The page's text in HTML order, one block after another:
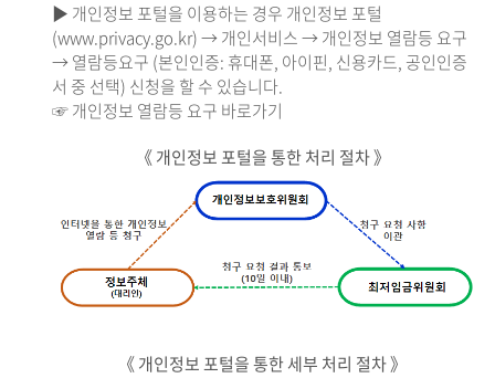
▶ 개인정보 포털을 이용하는 경우 개인정보 포털
(www.privacy.go.kr) → 개인서비스 → 개인정보 열람등 요구
→ 열람등요구 (본인인증: 휴대폰, 아이핀, 신용카드, 공인인증
서 중 선택) 신청을 할 수 있습니다.
☞ 개인정보 열람등 요구 바로가기
《 개인정보 포털을 통한 처리 절차 》
《 개인정보 포털을 통한 세부 처리 절차 》